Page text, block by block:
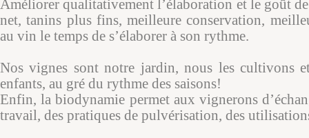
Améliorer qualitativement l’élaboration et le goût
net, tanins plus fins, meilleure conservation,
au vin le temps de s’élaborer à son rythme.
Nos vignes sont notre jardin, nous les cultivons
enfants, au gré du rythme des saisons!
Enfin, la biodynamie permet aux vignerons
travail, des pratiques de pulvérisation, des